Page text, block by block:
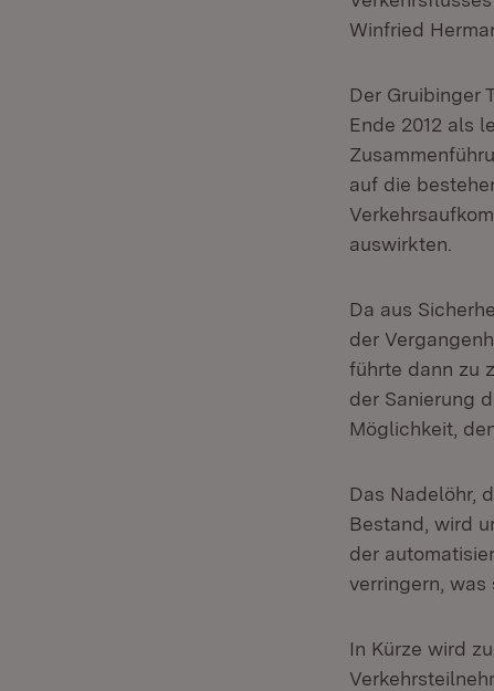
Winfried
Der Gruibinger
Ende 2012 als
auf die
auswirkten.
Da aus
der
führte dann zu
der Sanierung
Möglichkeit,
Das Nadelöhr,
Bestand, wird
der
verringern, was
In Kürze wird